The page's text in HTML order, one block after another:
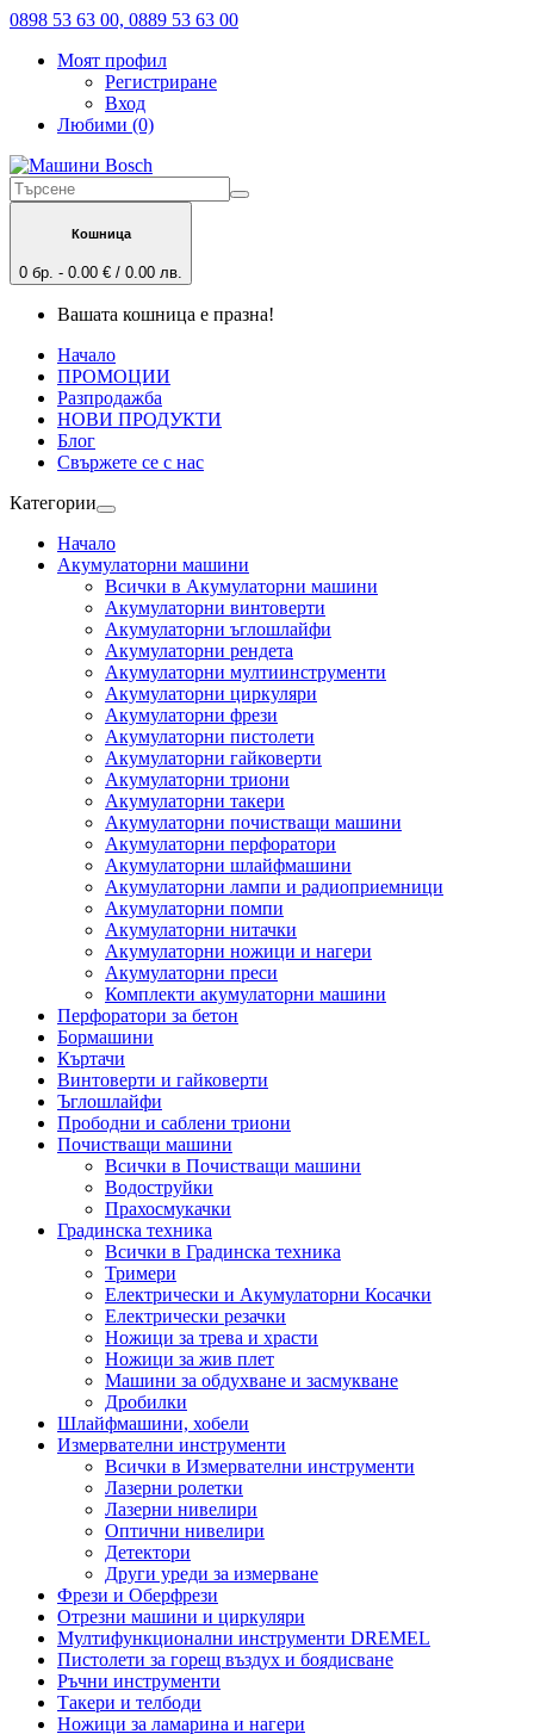
0898 53 63 00, 0889 53 63 00
Моят профил
Регистриране
Вход
Любими (0)
Кошница
0 бр. - 0.00 € / 0.00 лв.
Вашата кошница е празна!
Начало
ПРОМОЦИИ
Разпродажба
НОВИ ПРОДУКТИ
Блог
Свържете се с нас
Категории
Начало
Акумулаторни машини
Всички в Акумулаторни машини
Акумулаторни винтоверти
Акумулаторни ъглошлайфи
Акумулаторни рендета
Акумулаторни мултиинструменти
Акумулаторни циркуляри
Акумулаторни фрези
Акумулаторни пистолети
Акумулаторни гайковерти
Акумулаторни триони
Акумулаторни такери
Акумулаторни почистващи машини
Акумулаторни перфоратори
Акумулаторни шлайфмашини
Акумулаторни лампи и радиоприемници
Акумулаторни помпи
Акумулаторни нитачки
Акумулаторни ножици и нагери
Акумулаторни преси
Комплекти акумулаторни машини
Перфоратори за бетон
Бормашини
Къртачи
Винтоверти и гайковерти
Ъглошлайфи
Прободни и саблени триони
Почистващи машини
Всички в Почистващи машини
Водоструйки
Прахосмукачки
Градинска техника
Всички в Градинска техника
Тримери
Електрически и Акумулаторни Косачки
Електрически резачки
Ножици за трева и храсти
Ножици за жив плет
Машини за обдухване и засмукване
Дробилки
Шлайфмашини, хобели
Измервателни инструменти
Всички в Измервателни инструменти
Лазерни ролетки
Лазерни нивелири
Оптични нивелири
Детектори
Други уреди за измерване
Фрези и Оберфрези
Отрезни машини и циркуляри
Мултифункционални инструменти DREMEL
Пистолети за горещ въздух и боядисване
Ръчни инструменти
Такери и телбоди
Ножици за ламарина и нагери